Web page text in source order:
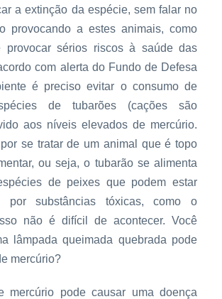
a extinção da espécie, sem falar no
provocando a estes animais, como
provocar sérios riscos à saúde das
com alerta do Fundo de Defesa
é preciso evitar o consumo de
de tubarões (cações são
aos níveis elevados de mercúrio.
por se tratar de um animal que é topo
ou seja, o tubarão se alimenta
de peixes que podem estar
por substâncias tóxicas, como o
não é difícil de acontecer. Você
lâmpada queimada quebrada pode
mercúrio?
mercúrio pode causar uma doença